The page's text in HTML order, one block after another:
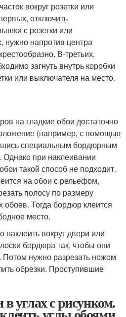
вокруг розетки или
отключить
с розетки или
нужно напротив центра
В-третьих,
загнуть внутрь коробки
или выключателя на место.
на гладкие обои достаточно
(например, с помощью
специальным бордюрным
Однако при наклеивании
такой способ не подходит.
на обои с рельефом,
полосу по размеру
Тогда бордюр клеится
место.
вокруг двери или
бордюра так, чтобы они
Потом нужно разрезать ножом
обрезки. Проступившие
углах с рисунком.